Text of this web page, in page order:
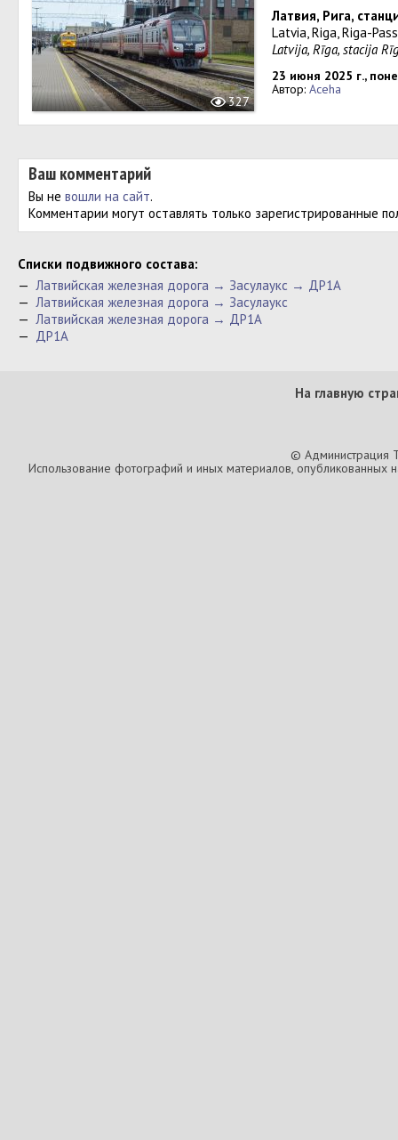
327
Латвия, Рига,
Latvia, Riga, Riga-
Latvija, Rīga, stacija
23 июня 2025 г.,
Автор: Aceha
Ваш комментарий
Вы не вошли на сайт.
Комментарии могут оставлять только зарегистрированные
Cписки подвижного состава:
— Латвийская железная дорога → Засулаукс → ДР1А
— Латвийская железная дорога → Засулаукс
— Латвийская железная дорога → ДР1А
— ДР1А
На главную
© Администрация
Использование фотографий и иных материалов, опубликованных